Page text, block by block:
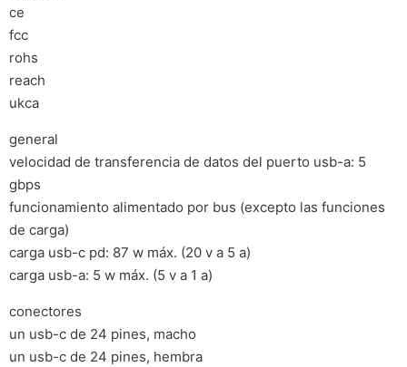
ce
fcc
rohs
reach
ukca
general
velocidad de transferencia de datos del puerto usb-a: 5
gbps
funcionamiento alimentado por bus (excepto las funciones
de carga)
carga usb-c pd: 87 w máx. (20 v a 5 a)
carga usb-a: 5 w máx. (5 v a 1 a)
conectores
un usb-c de 24 pines, macho
un usb-c de 24 pines, hembra